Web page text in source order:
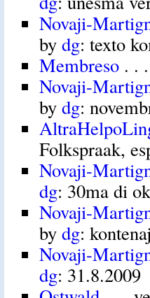
Novaji-
by dg: texto
Membreso. . .
Novaji-
by dg:
Folkspraak,
Novaji-
dg: 30ma di
Novaji-
by dg:
Novaji-
dg: 31.8.2009